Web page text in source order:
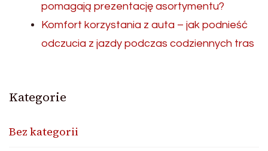
pomagają prezentację asortymentu?
Komfort korzystania z auta – jak podnieść
odczucia z jazdy podczas codziennych tras
Kategorie
Bez kategorii